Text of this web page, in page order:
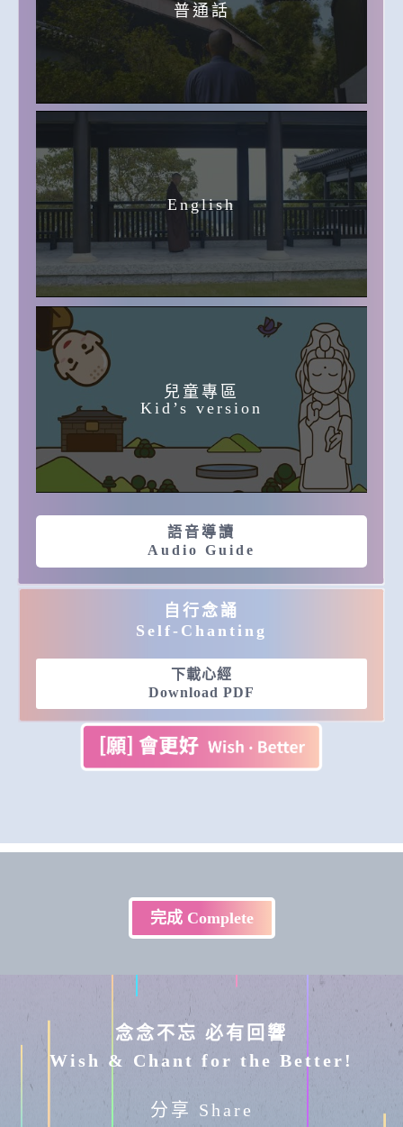
普通話
English
兒童專區
Kid’s version
語音導讀
Audio Guide
自行念誦
Self-Chanting
下載心經
Download PDF
完成 Complete
念念不忘 必有回響
Wish & Chant for the Better!
分享 Share